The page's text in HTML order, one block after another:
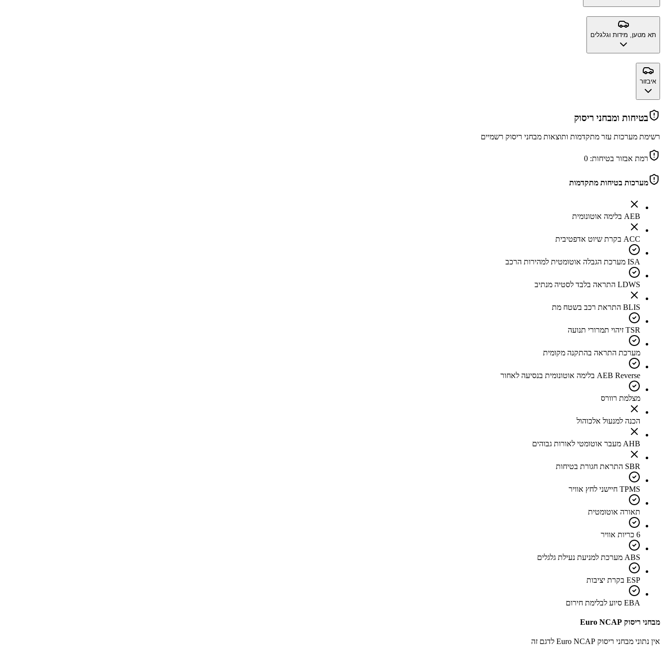
תא מטען, מידות וגלגלים
איבזור
בטיחות ומבחני ריסוק
רשימת מערכות עזר מתקדמות ותוצאות מבחני ריסוק רשמיים
רמת אבזור בטיחות: 0
מערכות בטיחות מתקדמות
AEB בלימה אוטונומית
ACC בקרת שיוט אדפטיבית
ISA מערכת הגבלה אוטומטית למהירות הרכב
LDWS התראה בלבד לסטיה מנתיב
BLIS התראת רכב בשטח מת
TSR זיהוי תמרורי תנועה
מערכת התראה בהתקנה מקומית
AEB Reverse בלימה אוטונומית בנסיעה לאחור
מצלמת רוורס
הכנה למנעול אלכוהול
AHB מעבר אוטומטי לאורות גבוהים
SBR התראת חגורת בטיחות
TPMS חיישני לחץ אוויר
תאורה אוטומטית
6 כריות אוויר
ABS מערכת למניעת נעילת גלגלים
ESP בקרת יציבות
EBA סיוע לבלימת חירום
מבחני ריסוק Euro NCAP
אין נתוני מבחני ריסוק Euro NCAP לדגם זה